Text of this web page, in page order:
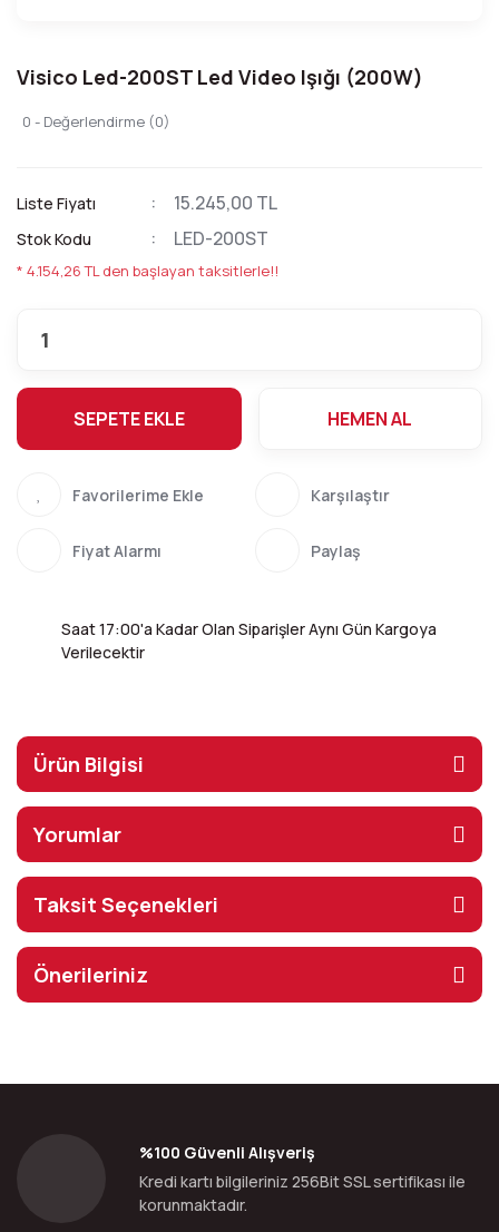
Visico Led-200ST Led Video Işığı (200W)
0 - Değerlendirme (0)
Liste Fiyatı 15.245,00 TL
Stok Kodu LED-200ST
* 4.154,26 TL den başlayan taksitlerle!!
SEPETE EKLE HEMEN AL
Karşılaştır
Fiyat Alarmı Paylaş
Saat 17:00'a Kadar Olan Siparişler Aynı Gün Kargoya
Verilecektir
Ürün Bilgisi
Yorumlar
Taksit Seçenekleri
Önerileriniz
%100 Güvenli Alışveriş
Kredi kartı bilgileriniz 256Bit SSL sertifikası ile
korunmaktadır.